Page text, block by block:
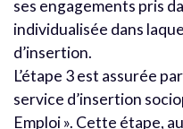
ses engagements pris
individualisée dans
d’insertion.
L’étape 3 est assurée
service d’insertion
Emploi ». Cette étape,